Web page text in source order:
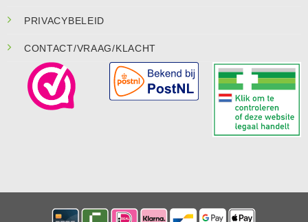
PRIVACYBELEID
CONTACT/VRAAG/KLACHT